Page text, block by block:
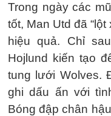
Trong ngày các
tốt, Man Utd đã
hiệu quả. Chỉ
Hojlund kiến tạo
tung lưới Wolves.
ghi dấu ấn với
Bóng đập chân